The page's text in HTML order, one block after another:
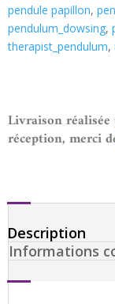
pendule papillon,
pendulum_dowsing,
therapist_pendulum,
Livraison réalisée
réception, merci
Description
Informations